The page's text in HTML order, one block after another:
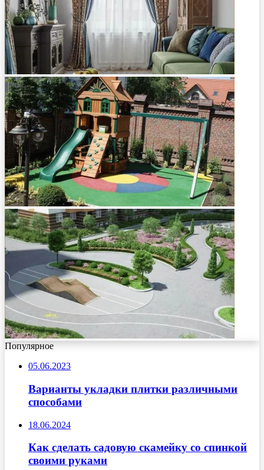
Популярное
05.06.2023
Варианты укладки плитки различными
способами
18.06.2024
Как сделать садовую скамейку со спинкой
своими руками